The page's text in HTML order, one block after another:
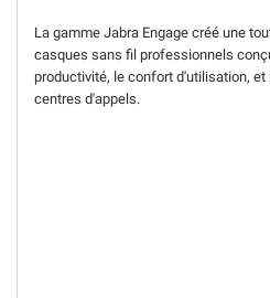
La gamme Jabra Engage créé une
casques sans fil professionnels
productivité, le confort d'utilisation,
centres d'appels.